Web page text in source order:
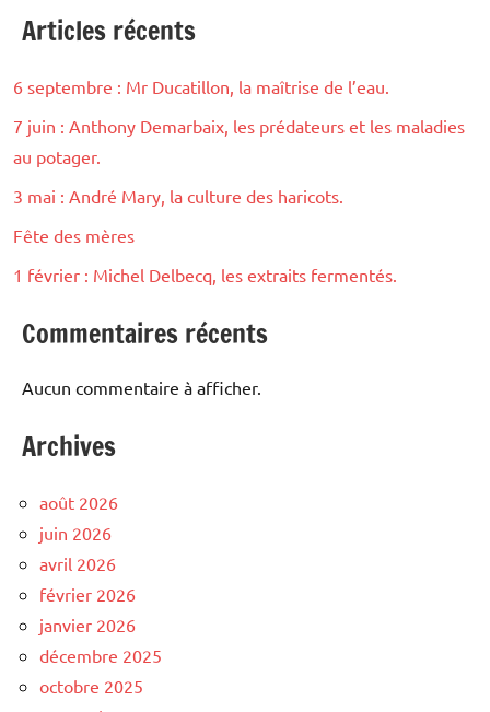
Articles récents
6 septembre : Mr Ducatillon, la maîtrise de l’eau.
7 juin : Anthony Demarbaix, les prédateurs et les maladies
au potager.
3 mai : André Mary, la culture des haricots.
Fête des mères
1 février : Michel Delbecq, les extraits fermentés.
Commentaires récents
Aucun commentaire à afficher.
Archives
août 2026
juin 2026
avril 2026
février 2026
janvier 2026
décembre 2025
octobre 2025